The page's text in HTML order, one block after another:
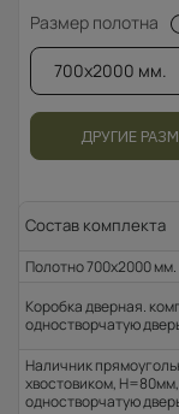
Размер полотна
700x2000 мм.
ДРУГИЕ
Состав комплекта
Полотно 700x2000 мм.
Коробка дверная.
одностворчатую
Наличник
хвостовиком,
одностворчатую